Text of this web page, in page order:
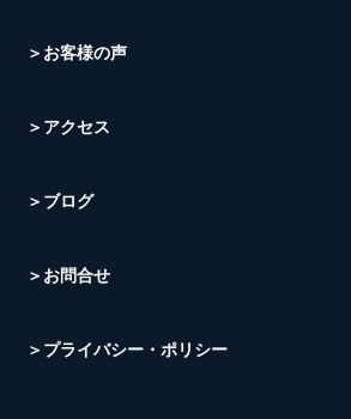
＞お客様の声
＞アクセス
＞ブログ
＞お問合せ
＞プライバシー・ポリシー